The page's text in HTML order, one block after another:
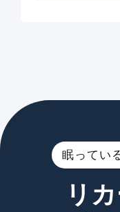
眠ってい
リ